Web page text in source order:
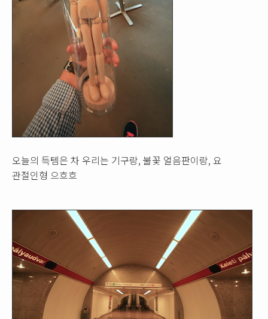
오늘의 득템은 차 우리는 기구랑, 불꽃 얼음판이랑, 요
관절인형 으흐흐